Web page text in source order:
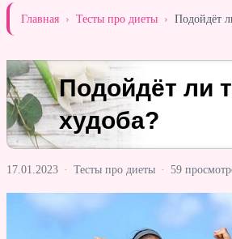
Главная › Тесты про диеты › Подойдёт
Подойдёт ли
худоба?
17.01.2023 · Тесты про диеты · 59